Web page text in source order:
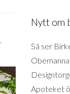
Nytt om
Så ser
Apoteket